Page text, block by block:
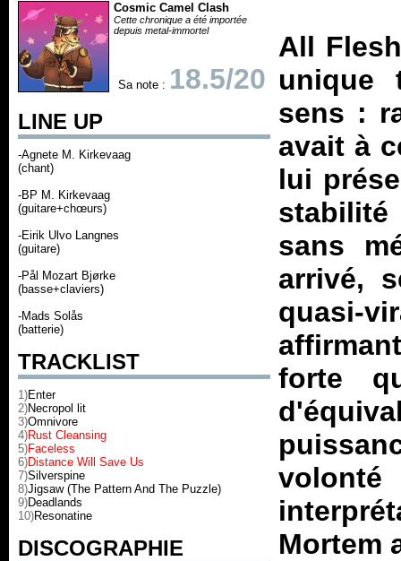
Cosmic Camel Clash
Cette chronique a été importée
depuis metal-immortel
Sa note : 18.5/20
LINE UP
-Agnete M. Kirkevaag
(chant)
-BP M. Kirkevaag
(guitare+chœurs)
-Eirik Ulvo Langnes
(guitare)
-Pål Mozart Bjørke
(basse+claviers)
-Mads Solås
(batterie)
TRACKLIST
1)Enter
2)Necropol lit
3)Omnivore
4)Rust Cleansing
5)Faceless
6)Distance Will Save Us
7)Silverspine
8)Jigsaw (The Pattern And The Puzzle)
9)Deadlands
10)Resonatine
DISCOGRAPHIE
All
unique
sens :
avait à
lui
sans
arrivé,
quasi-
forte
Mortem